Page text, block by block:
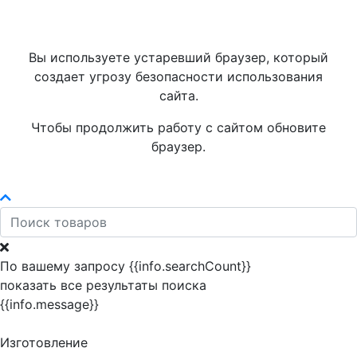
Вы используете устаревший браузер, который
создает угрозу безопасности использования
сайта.
Чтобы продолжить работу с сайтом обновите
браузер.
По вашему запросу {{info.searchCount}}
показать все результаты поиска
{{info.message}}
Изготовление